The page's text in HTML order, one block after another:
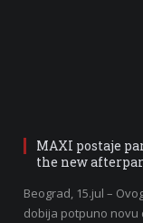
MAXI postaje
the new
Beograd, 15.jul –
dobija potpuno novu